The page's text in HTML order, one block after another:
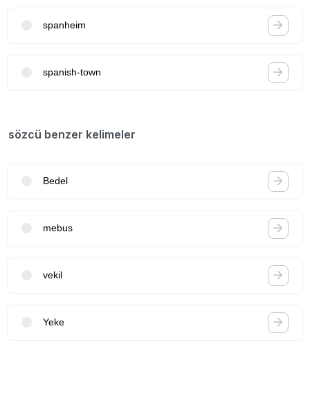
spanheim
spanish-town
sözcü benzer kelimeler
Bedel
mebus
vekil
Yeke